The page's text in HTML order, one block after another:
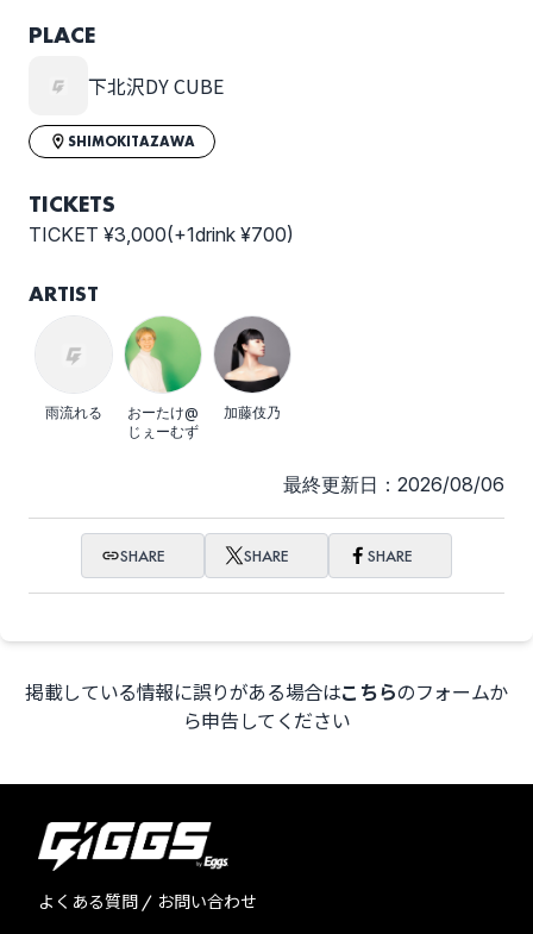
PLACE
下北沢DY CUBE
SHIMOKITAZAWA
TICKETS
TICKET ¥3,000(+1drink ¥700)
ARTIST
雨流れる
おーたけ@
じぇーむず
加藤伎乃
最終更新日：2026/08/06
SHARE SHARE SHARE
掲載している情報に誤りがある場合はこちらのフォームか
ら申告してください
よくある質問 / お問い合わせ